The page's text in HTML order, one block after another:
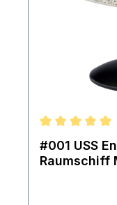
#001 USS
Raumschiff